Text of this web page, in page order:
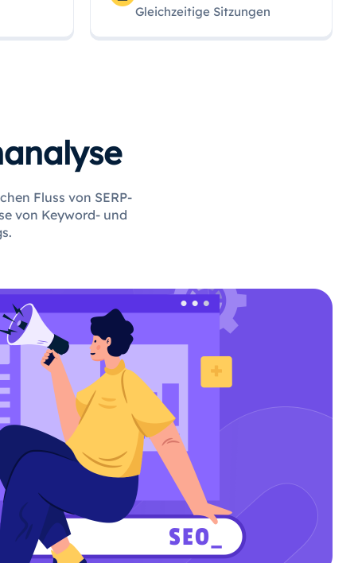
Gleichzeitige Sitzungen
Fluss von SERP-
von Keyword- und